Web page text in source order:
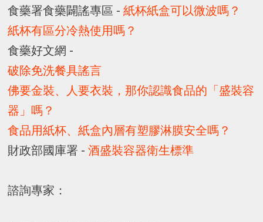
食藥署食藥闢謠專區 -紙杯紙盒可以微波嗎？
紙杯有區分冷熱使用嗎？
食藥好文網 -
破除免洗餐具謠言
佛要金裝、人要衣裝，那你認識食品的「盛裝容
器」嗎？
食品用紙杯、紙盒內層有塑膠淋膜安全嗎？
財政部國庫署 -酒盛裝容器衛生標準
諮詢專家：